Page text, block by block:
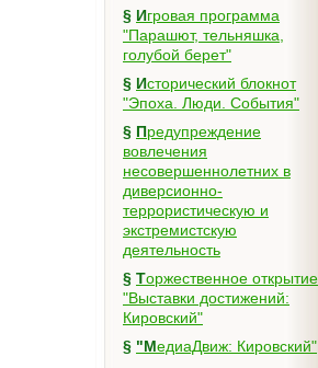
§ Игровая программа
"Парашют, тельняшка,
голубой берет"
§ Исторический блокнот
"Эпоха. Люди. События"
§ Предупреждение
вовлечения
несовершеннолетних в
диверсионно-
террористическую и
экстремистскую
деятельность
§ Торжественное открытие
"Выставки достижений:
Кировский"
§
"МедиаДвиж: Кировский"